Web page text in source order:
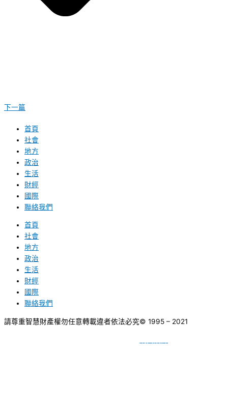
下一篇
首頁
社會
地方
政治
生活
財經
國際
聯絡我們
首頁
社會
地方
政治
生活
財經
國際
聯絡我們
請尊重智慧財產權勿任意轉載違者依法必究© 1995 – 2021